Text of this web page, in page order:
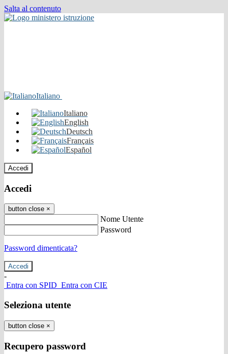
Salta al contenuto
Italiano
Italiano
English
Deutsch
Français
Español
Accedi
Accedi
button close ×
Nome Utente
Password
Password dimenticata?
-
Entra con SPID Entra con CIE
Seleziona utente
button close ×
Recupero password